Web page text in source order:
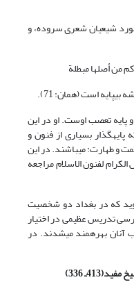
شیعیان شعرى سروده، و
من أصلها مبطلة
است (همان: 71).
پایه تعصب اوست. او در این
پایه‏گذار بسیارى از فنون و
و طهارت: مى‏باشند. در این
لفنون الاسلام مراجعه
که در بغداد دو شخصیت
تدریس عظیمى در اختیار
آنان بهره‏مند مى‏شدند. در
336)